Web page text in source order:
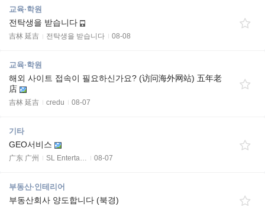
교육·학원
전탁생을 받습니다
吉林 延吉 전탁생을 받습니다 08-08
교육·학원
해외 사이트 접속이 필요하신가요? (访问海外网站) 五年老
店
吉林 延吉 credu 08-07
기타
GEO서비스
广东 广州 SL Enterta… 08-07
부동산·인테리어
부동산회사 양도합니다 (북경)